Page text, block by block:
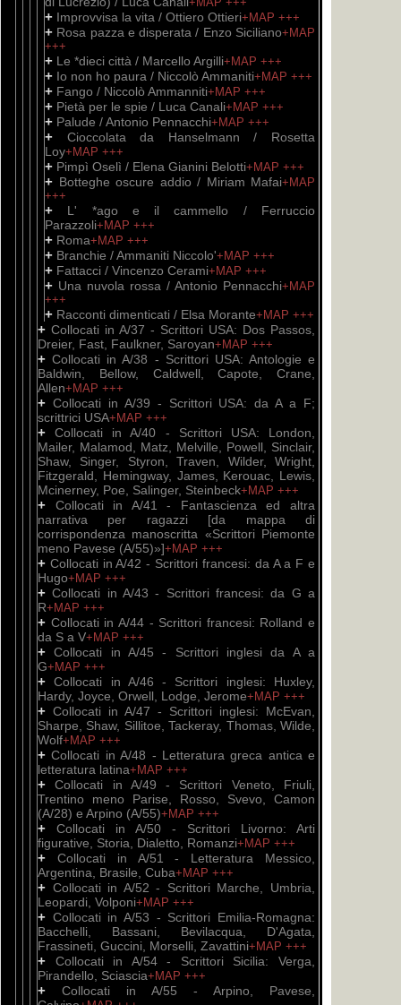
+ Improvvisa la vita / Ottiero Ottieri+MAP +++
+ Rosa pazza e disperata / Enzo Siciliano+MAP
+++
+ Le *dieci città / Marcello Argilli+MAP +++
+ Io non ho paura / Niccolò Ammaniti+MAP +++
+ Fango / Niccolò Ammanniti+MAP +++
+ Pietà per le spie / Luca Canali+MAP +++
+ Palude / Antonio Pennacchi+MAP +++
+ Cioccolata da Hanselmann / Rosetta
Loy+MAP +++
+ Pimpì Oselì / Elena Gianini Belotti+MAP +++
+ Botteghe oscure addio / Miriam Mafai+MAP
+++
+ L' *ago e il cammello / Ferruccio
Parazzoli+MAP +++
+ Roma+MAP +++
+ Branchie / Ammaniti Niccolo'+MAP +++
+ Fattacci / Vincenzo Cerami+MAP +++
+ Una nuvola rossa / Antonio Pennacchi+MAP
+++
+ Racconti dimenticati / Elsa Morante+MAP +++
+ Collocati in A/37 - Scrittori USA: Dos Passos,
Dreier, Fast, Faulkner, Saroyan+MAP +++
+Collocati in A/38 - Scrittori USA: Antologie e
Baldwin, Bellow, Caldwell, Capote, Crane,
Allen+MAP +++
+ Collocati in A/39 - Scrittori USA: da A a F;
scrittrici USA+MAP +++
+Collocati in A/40 - Scrittori USA: London,
Mailer, Malamod, Matz, Melville, Powell, Sinclair,
Shaw, Singer, Styron, Traven, Wilder, Wright,
Fitzgerald, Hemingway, James, Kerouac, Lewis,
Mcinerney, Poe, Salinger, Steinbeck+MAP +++
+ Collocati in A/41 - Fantascienza ed altra
narrativa per ragazzi [da mappa di
corrispondenza manoscritta «Scrittori Piemonte
meno Pavese (A/55)»]+MAP +++
+ Collocati in A/42 - Scrittori francesi: da A a F e
Hugo+MAP +++
+Collocati in A/43 - Scrittori francesi: da G a
R+MAP +++
+ Collocati in A/44 - Scrittori francesi: Rolland e
da S a V+MAP +++
+Collocati in A/45 - Scrittori inglesi da A a
G+MAP +++
+Collocati in A/46 - Scrittori inglesi: Huxley,
Hardy, Joyce, Orwell, Lodge, Jerome+MAP +++
+ Collocati in A/47 - Scrittori inglesi: McEvan,
Sharpe, Shaw, Sillitoe, Tackeray, Thomas, Wilde,
Wolf+MAP +++
+Collocati in A/48 - Letteratura greca antica e
letteratura latina+MAP +++
+Collocati in A/49 - Scrittori Veneto, Friuli,
Trentino meno Parise, Rosso, Svevo, Camon
(A/28) e Arpino (A/55)+MAP +++
+ Collocati in A/50 - Scrittori Livorno: Arti
figurative, Storia, Dialetto, Romanzi+MAP +++
+ Collocati in A/51 - Letteratura Messico,
Argentina, Brasile, Cuba+MAP +++
+ Collocati in A/52 - Scrittori Marche, Umbria,
Leopardi, Volponi+MAP +++
+ Collocati in A/53 - Scrittori Emilia-Romagna:
Bacchelli, Bassani, Bevilacqua, D'Agata,
Frassineti, Guccini, Morselli, Zavattini+MAP +++
+ Collocati in A/54 - Scrittori Sicilia: Verga,
Pirandello, Sciascia+MAP +++
+ Collocati in A/55 - Arpino, Pavese,